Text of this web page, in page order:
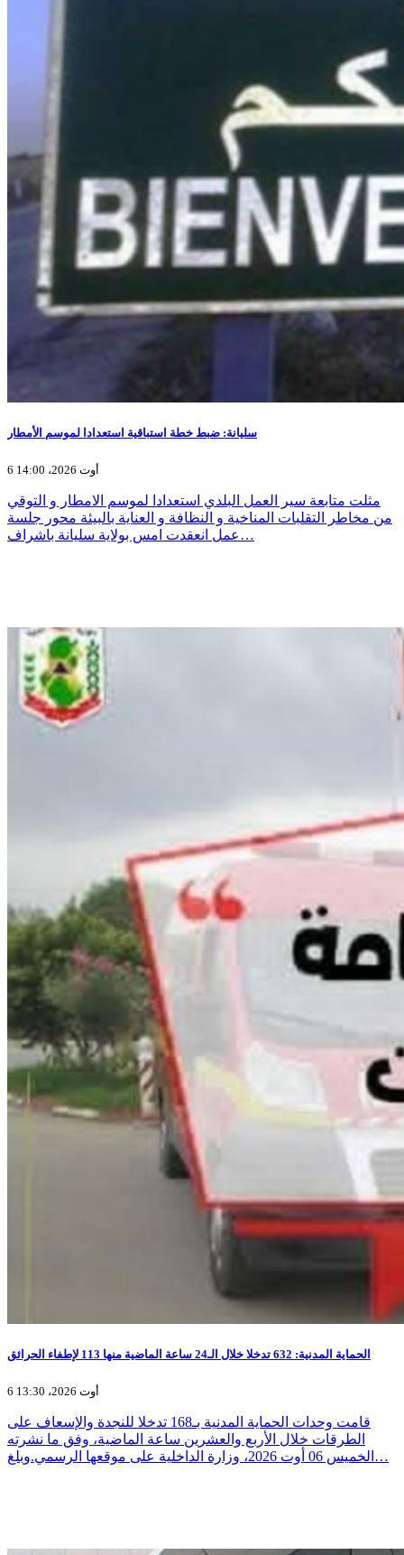
سليانة: ضبط خطة استباقية استعدادا لموسم الأمطار
6 أوت 2026، 14:00
مثلت متابعة سير العمل البلدي استعدادا لموسم الامطار و التوقي
من مخاطر التقلبات المناخية و النظافة و العناية بالبيئة محور جلسة
عمل انعقدت امس بولاية سليانة باشراف…
الحماية المدنية: 632 تدخلا خلال الـ24 ساعة الماضية منها 113 لإطفاء الحرائق
6 أوت 2026، 13:30
قامت وحدات الحماية المدنية بـ168 تدخلا للنجدة والإسعاف على
الطرقات خلال الأربع والعشرين ساعة الماضية، وفق ما نشرته
الخميس 06 أوت 2026، وزارة الداخلية على موقعها الرسمي.وبلغ…